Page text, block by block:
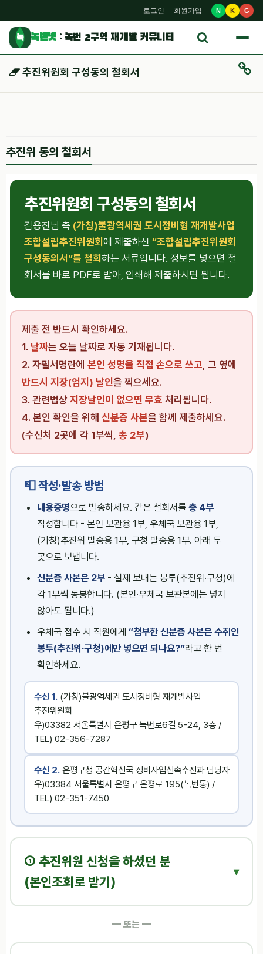
로그인 회원가입 N K G
녹 녹번넷: 녹번 2구역 재개발 커뮤니티
추진위원회 구성동의 철회서
추진위 동의 철회서
추진위원회 구성동의 철회서
김용진님 측 (가칭)불광역세권 도시정비형 재개발사업
조합설립추진위원회 에 제출하신 “조합설립추진위원회
구성동의서”를 철회 하는 서류입니다. 정보를 넣으면 철
회서를 바로 PDF로 받아, 인쇄해 제출하시면 됩니다.
제출 전 반드시 확인하세요.
1. 날짜는 오늘 날짜로 자동 기재됩니다.
2. 자필서명란에 본인 성명을 직접 손으로 쓰고, 그 옆에
반드시 지장(엄지) 날인을 찍으세요.
3. 관련법상 지장날인이 없으면 무효 처리됩니다.
4. 본인 확인을 위해 신분증 사본을 함께 제출하세요.
(수신처 2곳에 각 1부씩, 총 2부)
📮 작성·발송 방법
내용증명으로 발송하세요. 같은 철회서를 총 4부
작성합니다 - 본인 보관용 1부, 우체국 보관용 1부,
(가칭)추진위 발송용 1부, 구청 발송용 1부. 아래 두
곳으로 보냅니다.
신분증 사본은 2부 - 실제 보내는 봉투(추진위·구청)에
각 1부씩 동봉합니다. (본인·우체국 보관본에는 넣지
않아도 됩니다.)
우체국 접수 시 직원에게 “첨부한 신분증 사본은 수취인
봉투(추진위·구청)에만 넣으면 되나요?”라고 한 번
확인하세요.
수신 1.(가칭)불광역세권 도시정비형 재개발사업
추진위원회
우)03382 서울특별시 은평구 녹번로6길 5-24, 3층 /
TEL) 02-356-7287
수신 2.은평구청 공간혁신국 정비사업신속추진과 담당자
우)03384 서울특별시 은평구 은평로 195(녹번동) /
TEL) 02-351-7450
① 추진위원 신청을 하셨던 분
(본인조회로 받기)
▾
— 또는 —